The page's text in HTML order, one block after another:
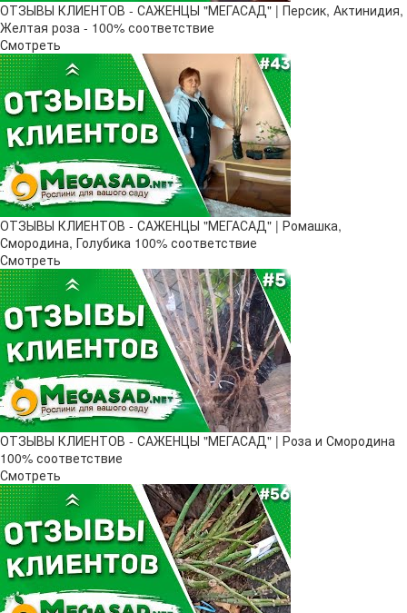
ОТЗЫВЫ КЛИЕНТОВ - САЖЕНЦЫ "МЕГАСАД" | Персик, Актинидия,
Желтая роза - 100% соответствие
Смотреть
ОТЗЫВЫ КЛИЕНТОВ - САЖЕНЦЫ "МЕГАСАД" | Ромашка,
Смородина, Голубика 100% соответствие
Смотреть
ОТЗЫВЫ КЛИЕНТОВ - САЖЕНЦЫ "МЕГАСАД" | Роза и Смородина
100% соответствие
Смотреть